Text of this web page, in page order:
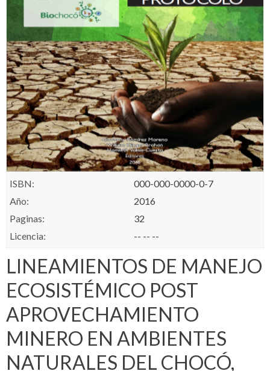
ISBN:
000-000-0000-0-7
Año:
2016
Paginas:
32
Licencia:
-- -- --
LINEAMIENTOS DE MANEJO
ECOSISTÉMICO POST
APROVECHAMIENTO
MINERO EN AMBIENTES
NATURALES DEL CHOCÓ,